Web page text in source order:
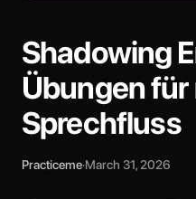
Shadowing
Übungen für
Sprechfluss
Practiceme·March 31, 2026